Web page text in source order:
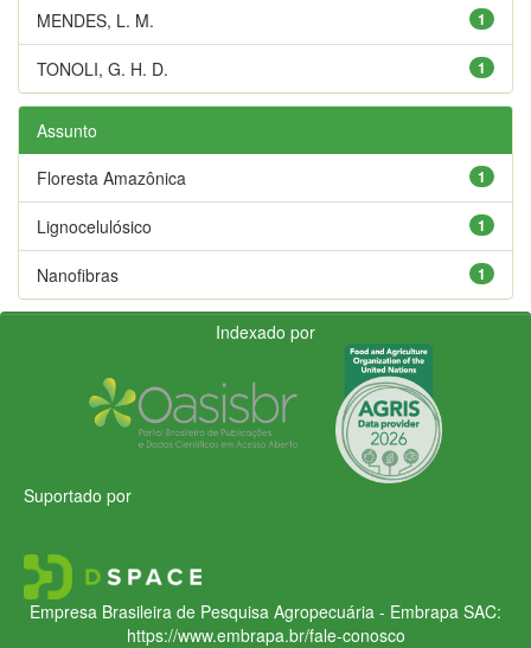
1
MENDES, L. M.
1
TONOLI, G. H. D.
Assunto
1
Floresta Amazônica
1
Lignocelulósico
1
Nanofibras
Indexado por
Suportado por
Empresa Brasileira de Pesquisa Agropecuária - Embrapa SAC:
https://www.embrapa.br/fale-conosco